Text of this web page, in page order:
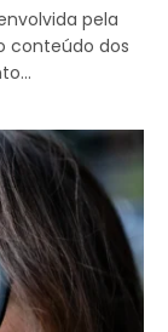
pela
conteúdo dos